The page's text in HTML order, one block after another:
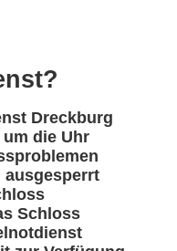
Dreckburg
die Uhr
ausgesperrt
Schloss